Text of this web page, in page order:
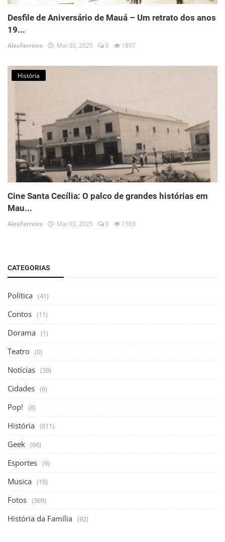
Desfile de Aniversário de Mauá – Um retrato dos anos
19...
AlexFerreira Mai 30, 2025 0 1897
História
Cine Santa Cecília: O palco de grandes histórias em
Mau...
AlexFerreira Mai 30, 2025 0 1563
CATEGORIAS
Política (41)
Contos (11)
Dorama (1)
Teatro (0)
Notícias (39)
Cidades (6)
Pop! (8)
História (611)
Geek (66)
Esportes (9)
Musica (19)
Fotos (369)
História da Família (92)